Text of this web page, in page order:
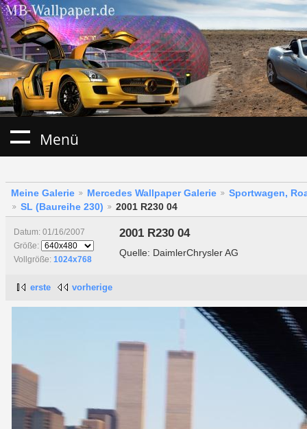
Menü
Meine Galerie Mercedes Wallpaper Galerie
Sportwagen,
SL (Baureihe 230)
2001 R230 04
Datum: 01/16/2007
Größe:
Vollgröße: 1024x768
2001 R230 04
Quelle: DaimlerChrysler AG
erste vorherige